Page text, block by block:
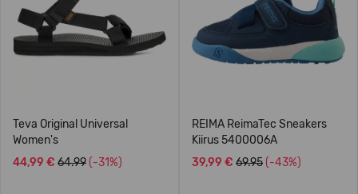
Teva Original Universal
Women's
44,99 € 64.99 (-31%)
REIMA ReimaTec Sneakers
Kiirus 5400006A
39,99 € 69.95 (-43%)